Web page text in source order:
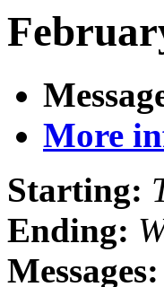
More
Starting:
Ending:
Messages: